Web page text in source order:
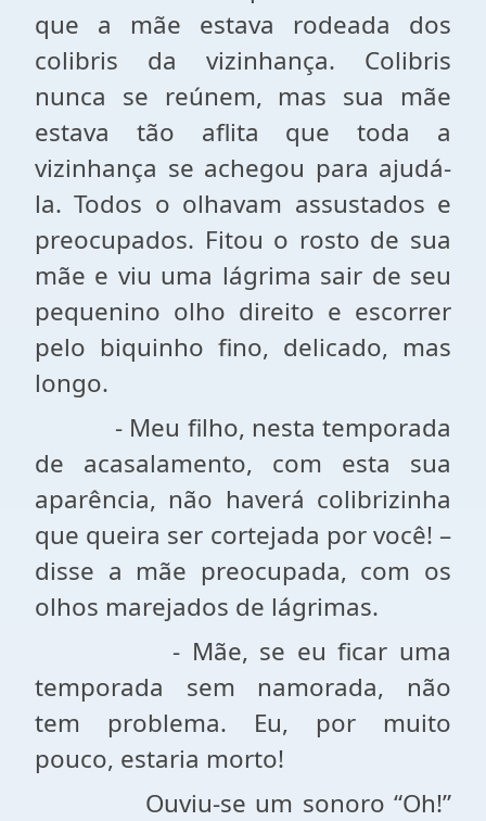
que a mãe estava rodeada dos
colibris da vizinhança. Colibris
nunca se reúnem, mas sua mãe
estava tão aflita que toda a
vizinhança se achegou para ajudá-
la. Todos o olhavam assustados e
preocupados. Fitou o rosto de sua
mãe e viu uma lágrima sair de seu
pequenino olho direito e escorrer
pelo biquinho fino, delicado, mas
longo.
- Meu filho, nesta temporada
de acasalamento, com esta sua
aparência, não haverá colibrizinha
que queira ser cortejada por você! –
disse a mãe preocupada, com os
olhos marejados de lágrimas.
- Mãe, se eu ficar uma
temporada sem namorada, não
tem problema. Eu, por muito
pouco, estaria morto!
Ouviu-se um sonoro “Oh!”